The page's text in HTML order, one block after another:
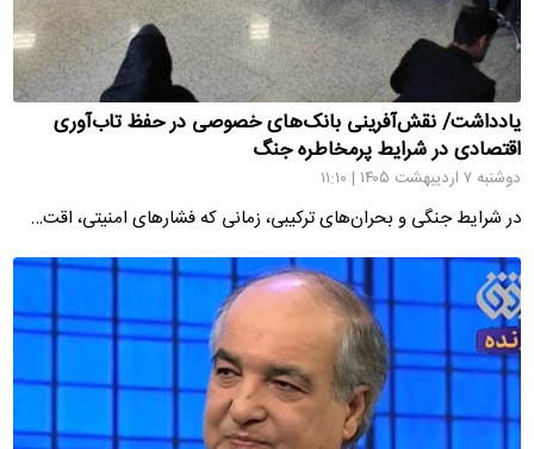
یادداشت/ نقش‌آفرینی بانک‌های خصوصی در حفظ تاب‌آوری
اقتصادی در شرایط پرمخاطره جنگ
دوشنبه ۷ اردیبهشت ۱۴۰۵ | ۱۱:۱۰
در شرایط جنگی و بحران‌های ترکیبی، زمانی که فشارهای امنیتی، اقت…